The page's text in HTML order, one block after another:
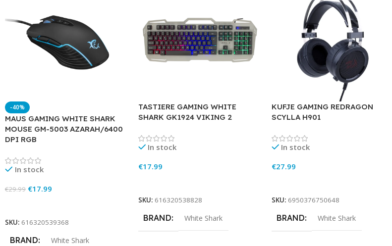
-40%
MAUS GAMING WHITE SHARK
MOUSE GM-5003 AZARAH/6400
DPI RGB
In stock
€29.99 €17.99
SKU: 616320539368
BRAND White Shark
TASTIERE GAMING WHITE
SHARK GK1924 VIKING 2
In stock
€17.99
SKU: 616320538828
BRAND White Shark
KUFJE GAMING REDRAGON
SCYLLA H901
In stock
€27.99
SKU: 6950376750648
BRAND White Shark